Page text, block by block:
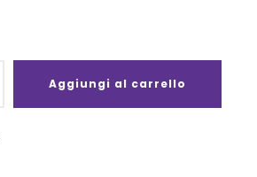
Aggiungi al carrello